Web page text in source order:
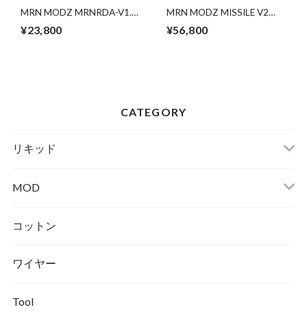
MRN MODZ MRNRDA-V1.5
水戸市の電子タバコ・VAPE
¥23,800
MRN MODZ MISSILE V2
タバコ・VAPE専門店 爆煙
¥56,800
CATEGORY
リキッド
MOD
テクニカル
メカニカル
コットン
ワイヤー
Tool